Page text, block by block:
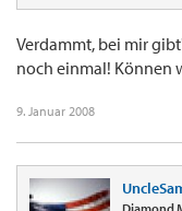
Verdammt, bei mir
noch einmal! Können
9. Januar 2008